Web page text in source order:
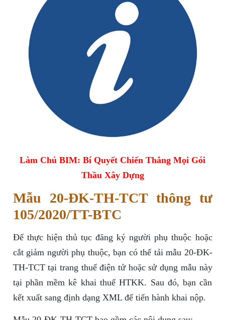
Làm Chủ BIM: Bí Quyết Chiến Thắng Mọi Gói
Thầu Xây Dựng
Mẫu 20-ĐK-TH-TCT thông tư
105/2020/TT-BTC
Để thực hiện thủ tục đăng ký người phụ thuộc hoặc
cắt giảm người phụ thuộc, bạn có thể tải mẫu 20-ĐK-
TH-TCT tại trang thuế điện tử hoặc sử dụng mẫu này
tại phần mềm kê khai thuế HTKK. Sau đó, bạn cần
kết xuất sang định dạng XML để tiến hành khai nộp.